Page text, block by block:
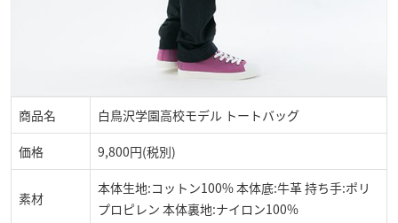
商品名 白鳥沢学園高校モデル トートバッグ
価格 9,800円(税別)
素材
本体生地:コットン100% 本体底:牛革 持ち手:ポリ
プロピレン 本体裏地:ナイロン100%